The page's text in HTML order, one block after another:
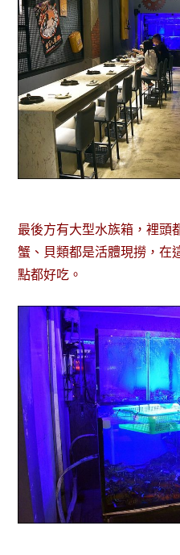
最後方有大型水族箱，裡頭
蟹、貝類都是活體現撈，在
點都好吃。